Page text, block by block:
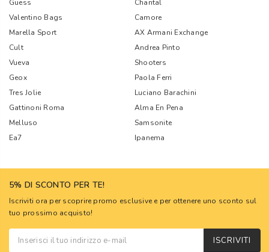
Guess
Chantal
Valentino Bags
Camore
Marella Sport
AX Armani Exchange
Cult
Andrea Pinto
Vueva
Shooters
Geox
Paola Ferri
Tres Jolie
Luciano Barachini
Gattinoni Roma
Alma En Pena
Melluso
Samsonite
Ea7
Ipanema
5% DI SCONTO PER TE!
Iscriviti ora per scoprire promo esclusive e per ottenere uno sconto sul
tuo prossimo acquisto!
ISCRIVITI